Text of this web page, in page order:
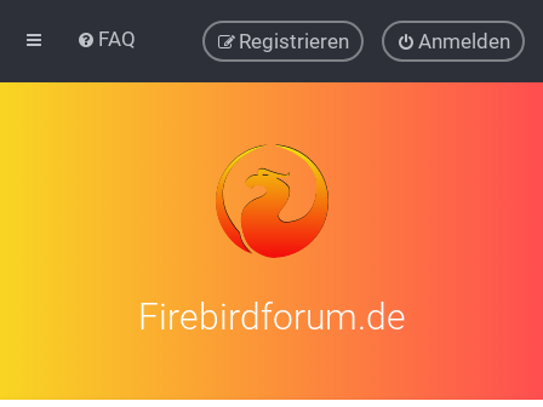
FAQ Anmelden
Registrieren
Firebirdforum.de